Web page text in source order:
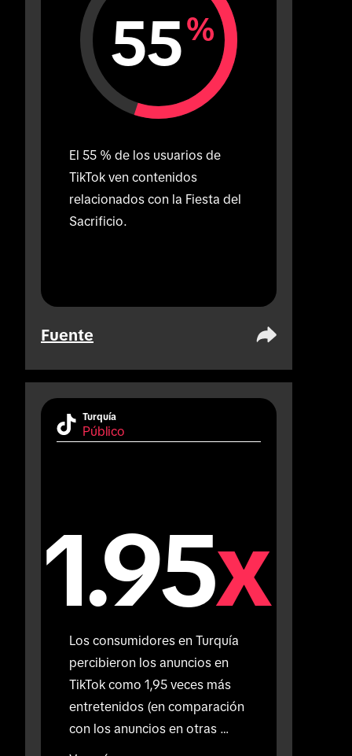
55%
El 55 % de los usuarios de
TikTok ven contenidos
relacionados con la Fiesta del
Sacrificio.
Fuente
Turquía
Público
1.95x
Los consumidores en Turquía
percibieron los anuncios en
TikTok como 1,95 veces más
entretenidos (en comparación
con los anuncios en otras
plataformas).